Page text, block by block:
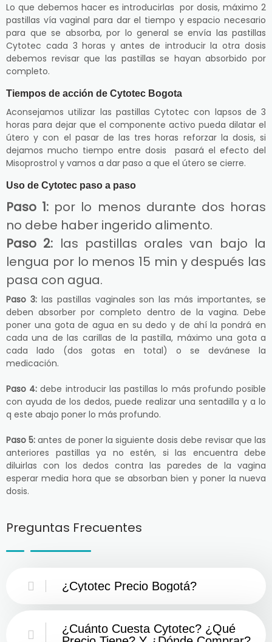
Lo que debemos hacer es introducirlas por dosis, máximo 2
pastillas vía vaginal para dar el tiempo y espacio necesario
para que se absorba, por lo general se envía las pastillas
Cytotec cada 3 horas y antes de introducir la otra dosis
debemos revisar que las pastillas se hayan absorbido por
completo.
Tiempos de acción de Cytotec Bogota
Aconsejamos utilizar las pastillas Cytotec con lapsos de 3
horas para dejar que el componente activo pueda dilatar el
útero y con el pasar de las tres horas reforzar la dosis, si
dejamos mucho tiempo entre dosis pasará el efecto del
Misoprostrol y vamos a dar paso a que el útero se cierre.
Uso de Cytotec paso a paso
Paso 1: por lo menos durante dos horas
no debe haber ingerido alimento.
Paso 2: las pastillas orales van bajo la
lengua por lo menos 15 min y después las
pasa con agua.
Paso 3:las pastillas vaginales son las más importantes, se
deben absorber por completo dentro de la vagina. Debe
poner una gota de agua en su dedo y de ahí la pondrá en
cada una de las carillas de la pastilla, máximo una gota a
cada lado (dos gotas en total) o se devánese la
medicación.
Paso 4: debe introducir las pastillas lo más profundo posible
con ayuda de los dedos, puede realizar una sentadilla y a lo
q este abajo poner lo más profundo.
Paso 5: antes de poner la siguiente dosis debe revisar que las
anteriores pastillas ya no estén, si las encuentra debe
diluirlas con los dedos contra las paredes de la vagina
esperar media hora que se absorban bien y poner la nueva
dosis.
Preguntas Frecuentes
¿Cytotec Precio Bogotá?
¿Cuánto Cuesta Cytotec? ¿Qué